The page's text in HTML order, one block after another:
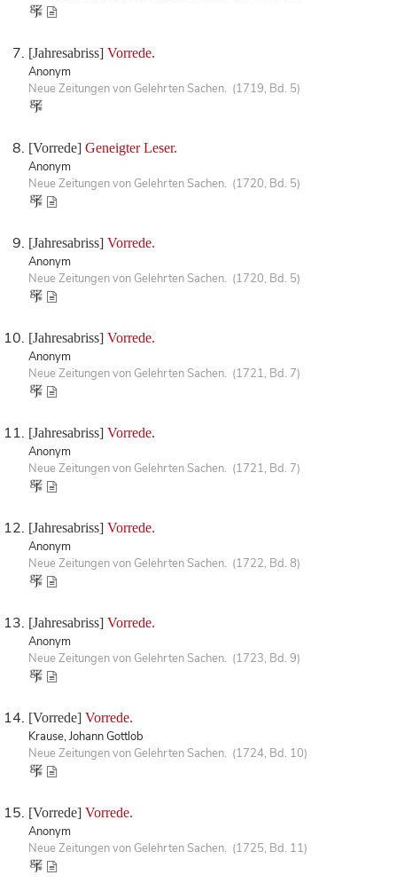
[Jahresabriss] Vorrede.
Anonym
Neue Zeitungen von Gelehrten Sachen. (1719, Bd. 5)
[Vorrede] Geneigter Leser.
Anonym
Neue Zeitungen von Gelehrten Sachen. (1720, Bd. 5)
[Jahresabriss] Vorrede.
Anonym
Neue Zeitungen von Gelehrten Sachen. (1720, Bd. 5)
[Jahresabriss] Vorrede.
Anonym
Neue Zeitungen von Gelehrten Sachen. (1721, Bd. 7)
[Jahresabriss] Vorrede.
Anonym
Neue Zeitungen von Gelehrten Sachen. (1721, Bd. 7)
[Jahresabriss] Vorrede.
Anonym
Neue Zeitungen von Gelehrten Sachen. (1722, Bd. 8)
[Jahresabriss] Vorrede.
Anonym
Neue Zeitungen von Gelehrten Sachen. (1723, Bd. 9)
[Vorrede] Vorrede.
Krause, Johann Gottlob
Neue Zeitungen von Gelehrten Sachen. (1724, Bd. 10)
[Vorrede] Vorrede.
Anonym
Neue Zeitungen von Gelehrten Sachen. (1725, Bd. 11)